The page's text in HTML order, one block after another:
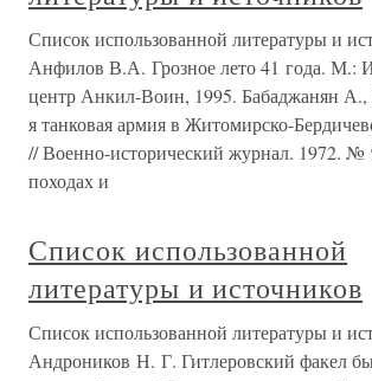
Список использованной литературы и
Анфилов В.А. Грозное лето 41 года. М.:
центр Анкил-Воин, 1995. Бабаджанян
я танковая армия в Житомирско-
// Военно-исторический журнал. 1972.
походах и
Список использованной
литературы и источников
Список использованной литературы и
Андроников Н. Г. Гитлеровский факел